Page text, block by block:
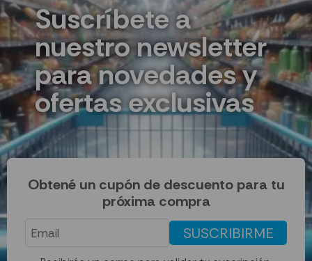
Suscríbete a
nuestro newsletter
para novedades y
ofertas exclusivas
Obtené un cupón de descuento para tu
próxima compra
SUSCRIBIRME